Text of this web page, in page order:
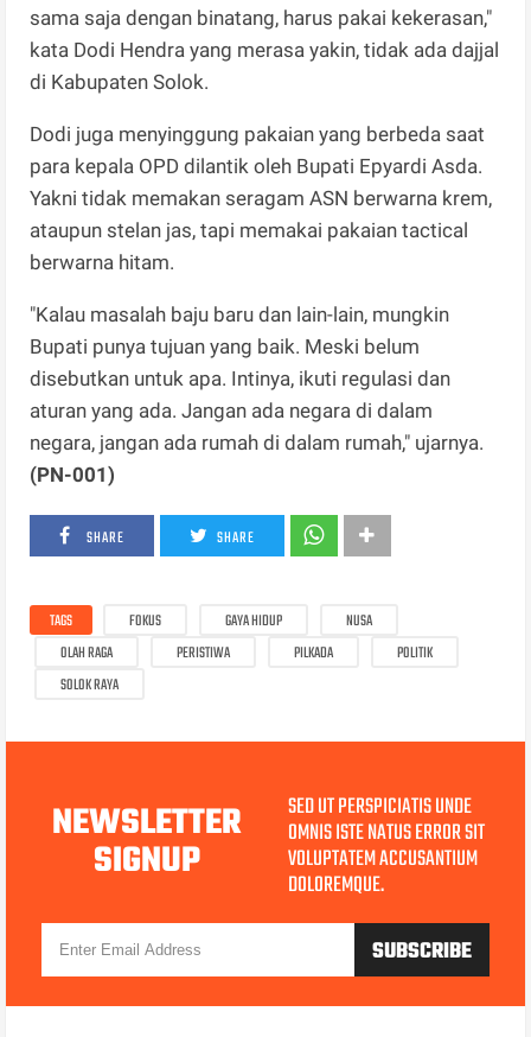
sama saja dengan binatang, harus pakai kekerasan,"
kata Dodi Hendra yang merasa yakin, tidak ada dajjal
di Kabupaten Solok.
Dodi juga menyinggung pakaian yang berbeda saat
para kepala OPD dilantik oleh Bupati Epyardi Asda.
Yakni tidak memakan seragam ASN berwarna krem,
ataupun stelan jas, tapi memakai pakaian tactical
berwarna hitam.
"Kalau masalah baju baru dan lain-lain, mungkin
Bupati punya tujuan yang baik. Meski belum
disebutkan untuk apa. Intinya, ikuti regulasi dan
aturan yang ada. Jangan ada negara di dalam
negara, jangan ada rumah di dalam rumah," ujarnya.
(PN-001)
SHARE SHARE
TAGS FOKUS GAYA HIDUP
NUSA
OLAH RAGA
PERISTIWA PILKADA
POLITIK
SOLOK RAYA
NEWSLETTER
SIGNUP
SED UT PERSPICIATIS UNDE
OMNIS ISTE NATUS ERROR SIT
VOLUPTATEM ACCUSANTIUM
DOLOREMQUE.